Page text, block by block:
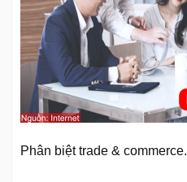
Phân biệt trade & commerce.